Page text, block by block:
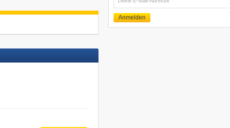
Mail
Anmelden